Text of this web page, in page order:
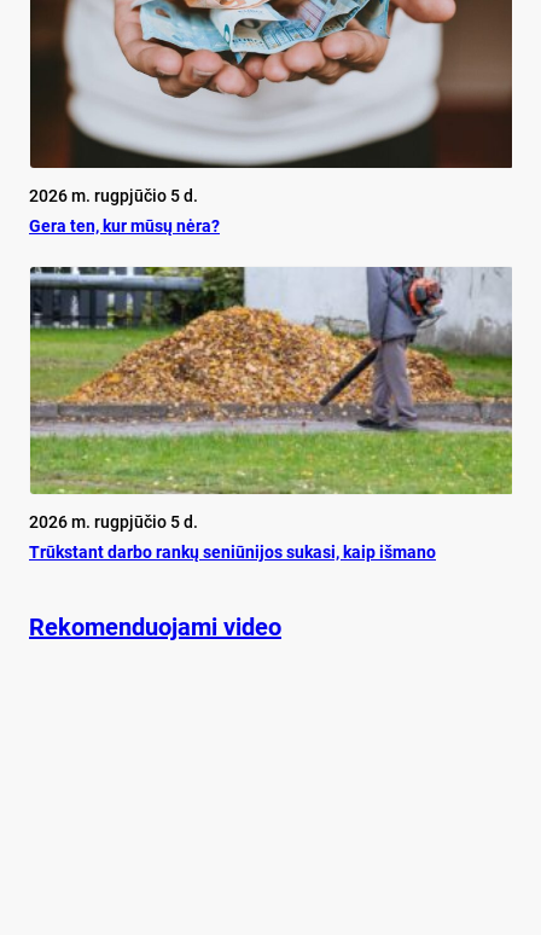
2026 m. rugpjūčio 5 d.
Ge­ra ten, kur mū­sų nė­ra?
2026 m. rugpjūčio 5 d.
Trūks­tant dar­bo ran­kų se­niū­ni­jos su­ka­si, kaip iš­ma­no
Rekomenduojami video